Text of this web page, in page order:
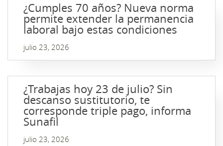
¿Cumples 70 años? Nueva norma
permite extender la permanencia
laboral bajo estas condiciones
julio 23, 2026
¿Trabajas hoy 23 de julio? Sin
descanso sustitutorio, te
corresponde triple pago, informa
Sunafil
julio 23, 2026